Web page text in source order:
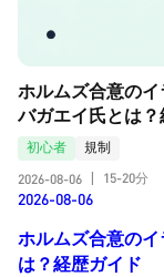
ホルムズ合意のイ
バガエイ氏とは
初心者
規制
2026-08-06
15-20分
2026-08-06
ホルムズ合意の
は？経歴ガイド